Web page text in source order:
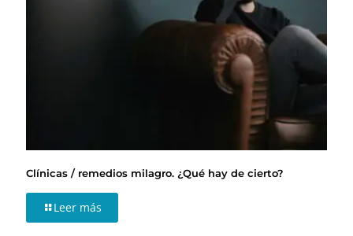
Clínicas / remedios milagro. ¿Qué hay de cierto?
Leer más